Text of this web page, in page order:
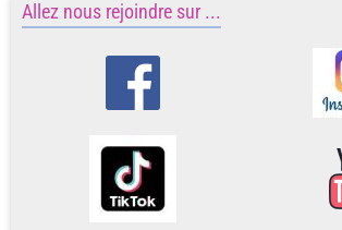
Allez nous rejoindre sur ...